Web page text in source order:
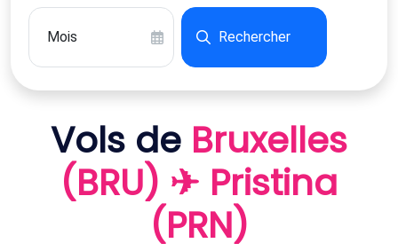
Rechercher
Vols de Bruxelles
(BRU) ✈ Pristina
(PRN)